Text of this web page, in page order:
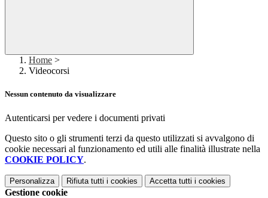
Home >
Videocorsi
Nessun contenuto da visualizzare
Autenticarsi per vedere i documenti privati
Questo sito o gli strumenti terzi da questo utilizzati si avvalgono di
cookie necessari al funzionamento ed utili alle finalità illustrate nella
COOKIE POLICY.
Personalizza Rifiuta tutti i cookies Accetta tutti i cookies
Gestione cookie